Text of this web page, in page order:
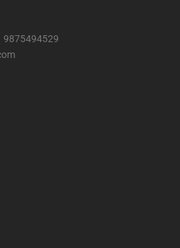
9875494529